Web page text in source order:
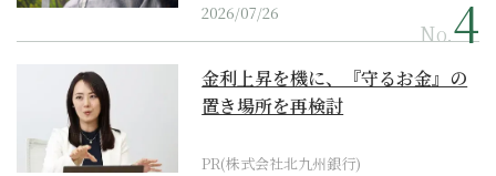
2026/07/26
No.
金利上昇を機に、『守るお金』の
置き場所を再検討
PR(株式会社北九州銀行)